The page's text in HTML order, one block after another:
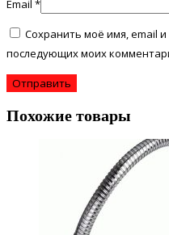
Email *
Сохранить моё имя, email
последующих моих
Похожие товары